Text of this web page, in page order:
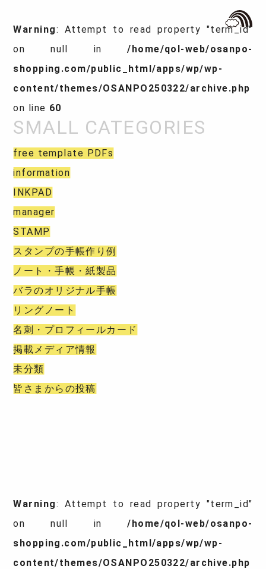
Warning: Attempt to read property "term_id"
on null in/home/qol-web/osanpo-
shopping.com/public_html/apps/wp/wp-
content/themes/OSANPO250322/archive.php
on line 60
free template PDFs
information
INKPAD
manager
STAMP
スタンプの手帳作り例
ノート・手帳・紙製品
バラのオリジナル手帳
リングノート
名刺・プロフィールカード
掲載メディア情報
未分類
皆さまからの投稿
Warning: Attempt to read property "term_id"
on null in/home/qol-web/osanpo-
shopping.com/public_html/apps/wp/wp-
content/themes/OSANPO250322/archive.php